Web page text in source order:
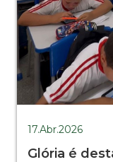
17.Abr.2026
Glória é